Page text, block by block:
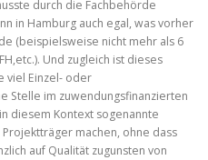
durch die Fachbehörde
in Hamburg auch egal, was vorher
(beispielsweise nicht mehr als 6
Und zugleich ist dieses
viel Einzel- oder
Stelle im zuwendungsfinanzierten
diesem Kontext sogenannte
machen, ohne dass
auf Qualität zugunsten von